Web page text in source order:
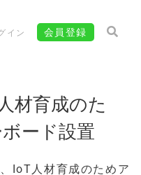
イン 会員登録
材育成のた
ード設置
IoT人材育成のためア